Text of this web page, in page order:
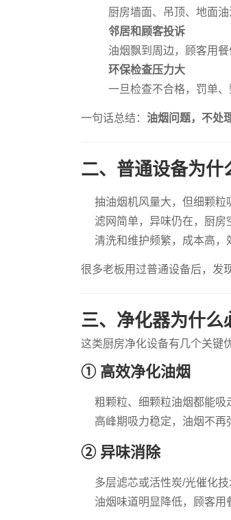
厨房墙面、吊顶、地面
邻居和顾客投诉
油烟飘到周边，顾客用
环保检查压力大
一旦检查不合格，罚单
一句话总结： 油烟问题，不处
二、普通设备为什
抽油烟机风量大，但细颗粒
滤网简单，异味仍在，厨房
清洗和维护频繁，成本高，
很多老板用过普通设备后，发
三、净化器为什么
这类厨房净化设备有几个关键
① 高效净化油烟
粗颗粒、细颗粒油烟都能吸
高峰期吸力稳定，油烟不再
② 异味消除
多层滤芯或活性炭/光催化技
油烟味道明显降低，顾客用